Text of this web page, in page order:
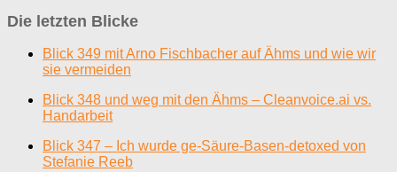
Die letzten Blicke
Blick 349 mit Arno Fischbacher auf Ähms und wie wir
sie vermeiden
Blick 348 und weg mit den Ähms – Cleanvoice.ai vs.
Handarbeit
Blick 347 – Ich wurde ge-Säure-Basen-detoxed von
Stefanie Reeb